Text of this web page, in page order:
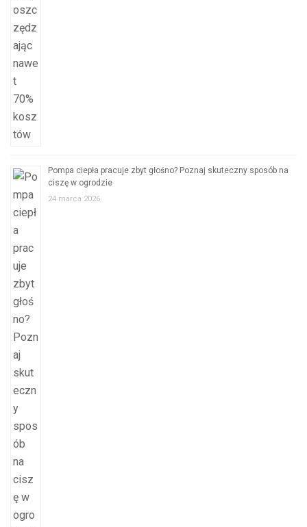
Pompa ciepła pracuje zbyt głośno? Poznaj skuteczny sposób na
ciszę w ogrodzie
24 marca 2026